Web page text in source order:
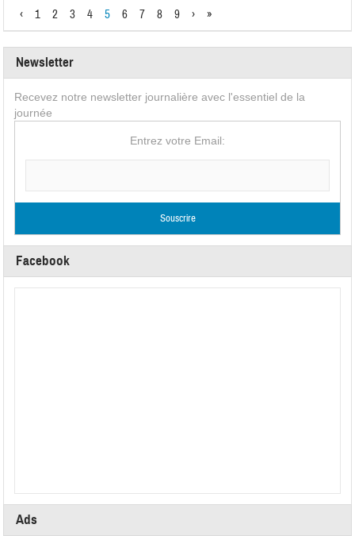
‹ 1 2 3 4 5 6 7 8 9 › »
Newsletter
Recevez notre newsletter journalière avec l'essentiel de la
journée
Entrez votre Email:
Facebook
Ads